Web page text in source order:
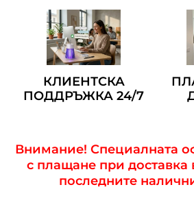
КЛИЕНТСКА
ПОДДРЪЖКА 24/7
Внимание! Специалната
с плащане при доставка
последните